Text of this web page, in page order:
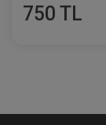
Ayni
750 TL